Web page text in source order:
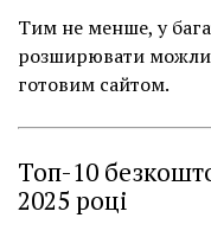
Тим не менше, у
розширювати
готовим сайтом.
Топ-10
2025 році